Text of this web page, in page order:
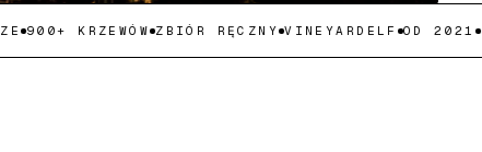
900+ KRZEWÓW ZBIÓR RĘCZNY VINEYARDELF OD 2021